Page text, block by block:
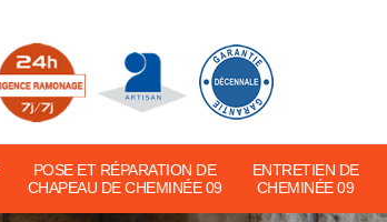
POSE ET RÉPARATION DE
CHAPEAU DE CHEMINÉE 09
ENTRETIEN DE
CHEMINÉE 09